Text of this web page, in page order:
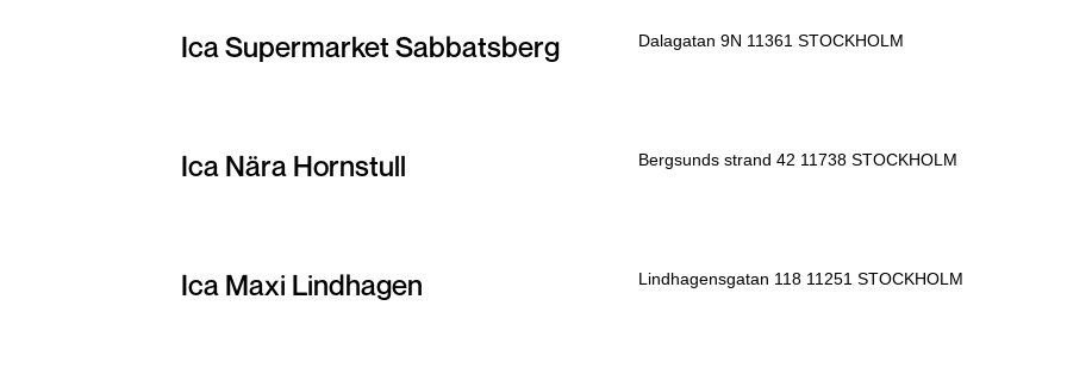
Ica Supermarket Sabbatsberg Dalagatan 9N 11361 STOCKHOLM
Ica Nära Hornstull Bergsunds strand 42 11738 STOCKHOLM
Ica Maxi Lindhagen Lindhagensgatan 118 11251 STOCKHOLM